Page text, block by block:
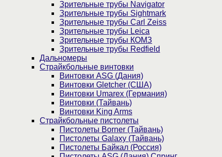
Зрительные трубы Navigator
Зрительные трубы Sightmark
Зрительные трубы Carl Zeiss
Зрительные трубы Leica
Зрительные трубы КОМЗ
Зрительные трубы Redfield
Дальномеры
Страйкбольные винтовки
Винтовки ASG (Дания)
Винтовки Gletcher (США)
Винтовки Umarex (Германия)
Винтовки (Тайвань)
Винтовки King Arms
Страйкбольные пистолеты
Пистолеты Borner (Тайвань)
Пистолеты Galaxy (Тайвань)
Пистолеты Байкал (Россия)